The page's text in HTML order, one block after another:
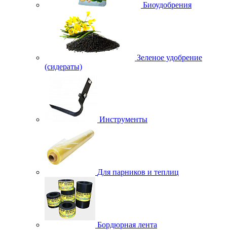
Биоудобрения
Зеленое удобрение
(сидераты)
Инструменты
Для парников и теплиц
Бордюрная лента